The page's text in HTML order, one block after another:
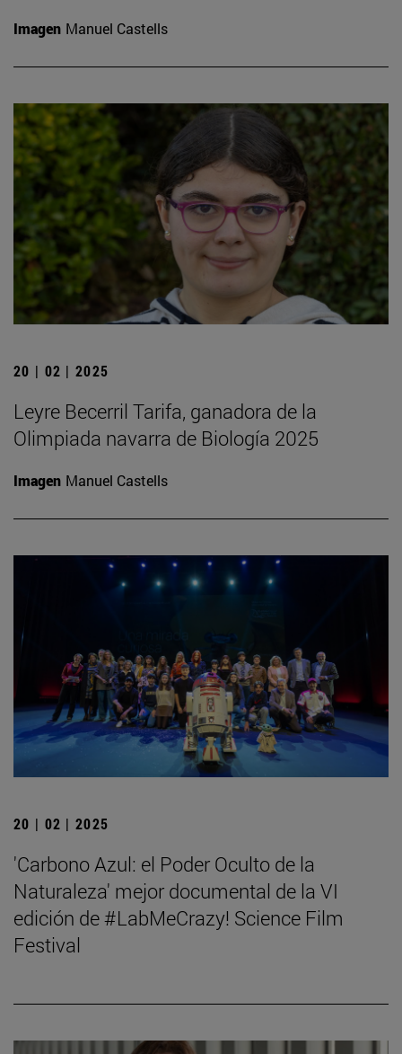
Imagen Manuel Castells
20 | 02 | 2025
Leyre Becerril Tarifa, ganadora de la
Olimpiada navarra de Biología 2025
Imagen Manuel Castells
20 | 02 | 2025
'Carbono Azul: el Poder Oculto de la
Naturaleza' mejor documental de la VI
edición de #LabMeCrazy! Science Film
Festival